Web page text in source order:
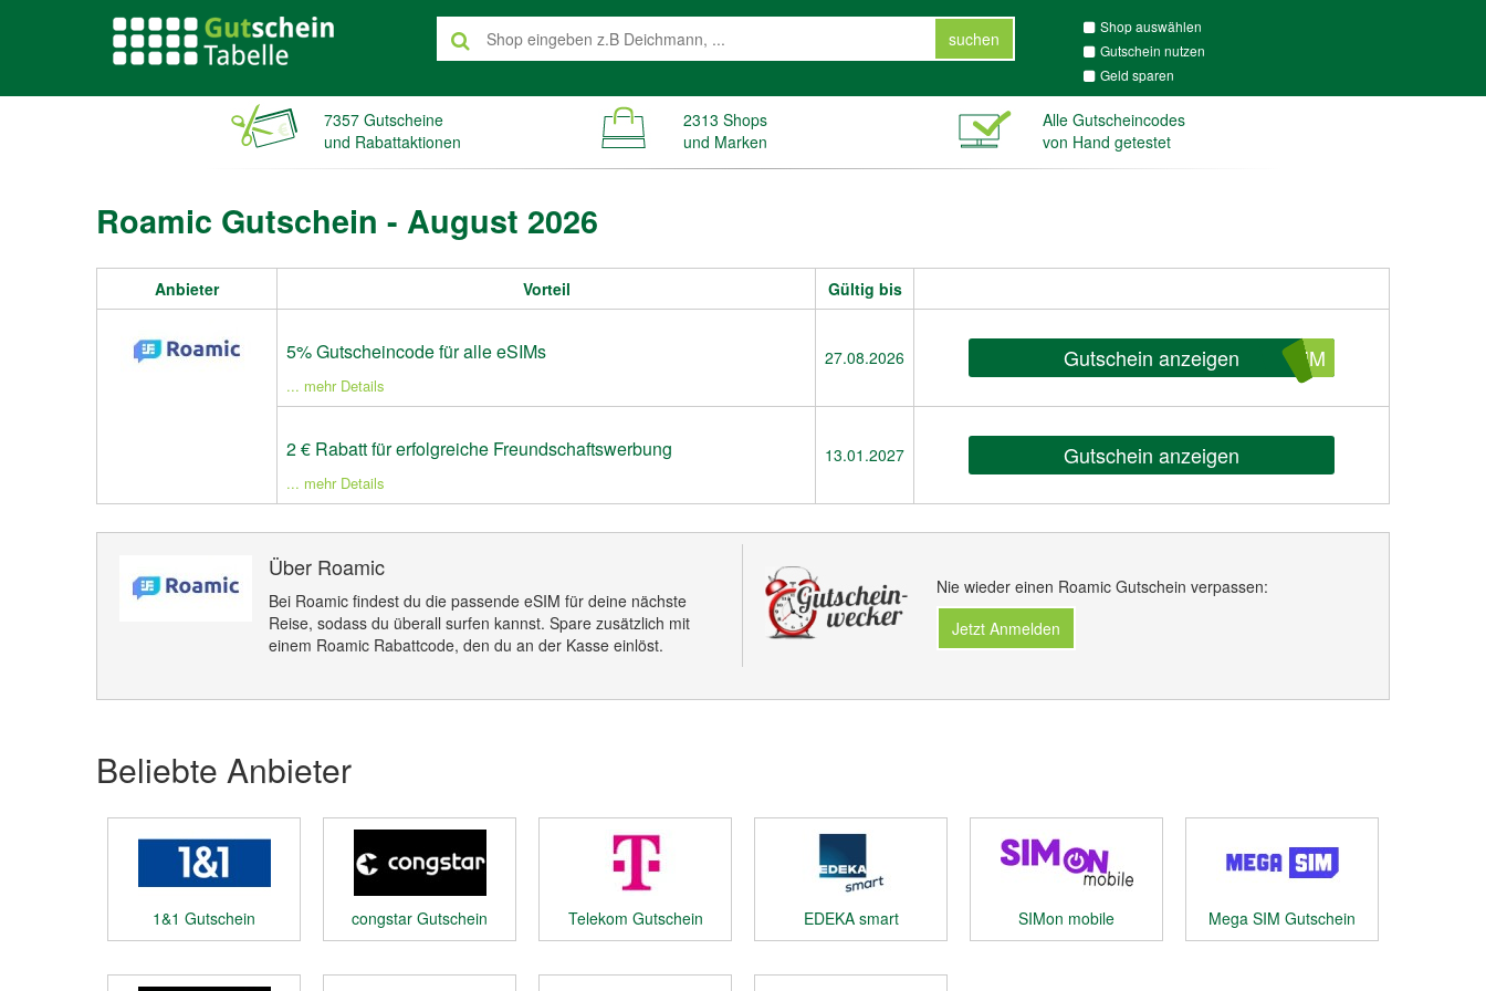
suchen
Shop auswählen
Gutschein nutzen
Geld sparen
7357 Gutscheine
und Rabattaktionen
2313 Shops
und Marken
Alle Gutscheincodes
von Hand getestet
Roamic Gutschein - August 2026
Anbieter Vorteil Gültig bis
5% Gutscheincode für alle eSIMs
... mehr Details
27.08.2026 Gutschein anzeigen SIM
2 € Rabatt für erfolgreiche Freundschaftswerbung
... mehr Details
13.01.2027 Gutschein anzeigen
Über Roamic
Bei Roamic findest du die passende eSIM für deine nächste
Reise, sodass du überall surfen kannst. Spare zusätzlich mit
einem Roamic Rabattcode, den du an der Kasse einlöst.
Nie wieder einen Roamic Gutschein verpassen:
Jetzt Anmelden
Beliebte Anbieter
1&1 Gutschein congstar Gutschein Telekom Gutschein
EDEKA smart
Gutschein
SIMon mobile
Gutschein
Mega SIM Gutschein